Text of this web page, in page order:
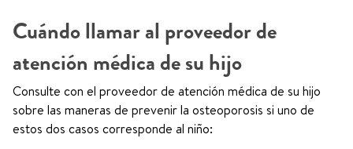
Cuándo llamar al proveedor de
atención médica de su hijo
Consulte con el proveedor de atención médica de su hijo
sobre las maneras de prevenir la osteoporosis si uno de
estos dos casos corresponde al niño: